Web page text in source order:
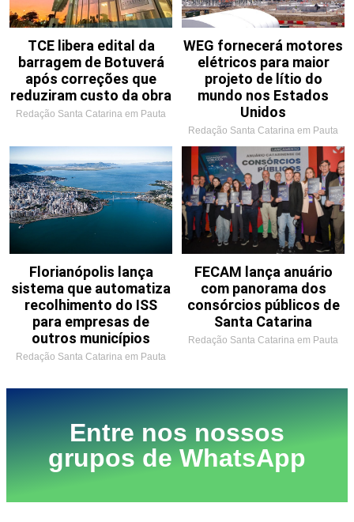
TCE libera edital da
barragem de Botuverá
após correções que
reduziram custo da obra
Redação Santa Catarina em Pauta
WEG fornecerá motores
elétricos para maior
projeto de lítio do
mundo nos Estados
Unidos
Redação Santa Catarina em Pauta
Florianópolis lança
sistema que automatiza
recolhimento do ISS
para empresas de
outros municípios
Redação Santa Catarina em Pauta
FECAM lança anuário
com panorama dos
consórcios públicos de
Santa Catarina
Redação Santa Catarina em Pauta
Entre nos nossos
grupos de WhatsApp